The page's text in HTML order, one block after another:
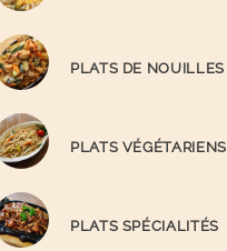
PLATS DE NOUILLES
PLATS VÉGÉTARIENS
PLATS SPÉCIALITÉS